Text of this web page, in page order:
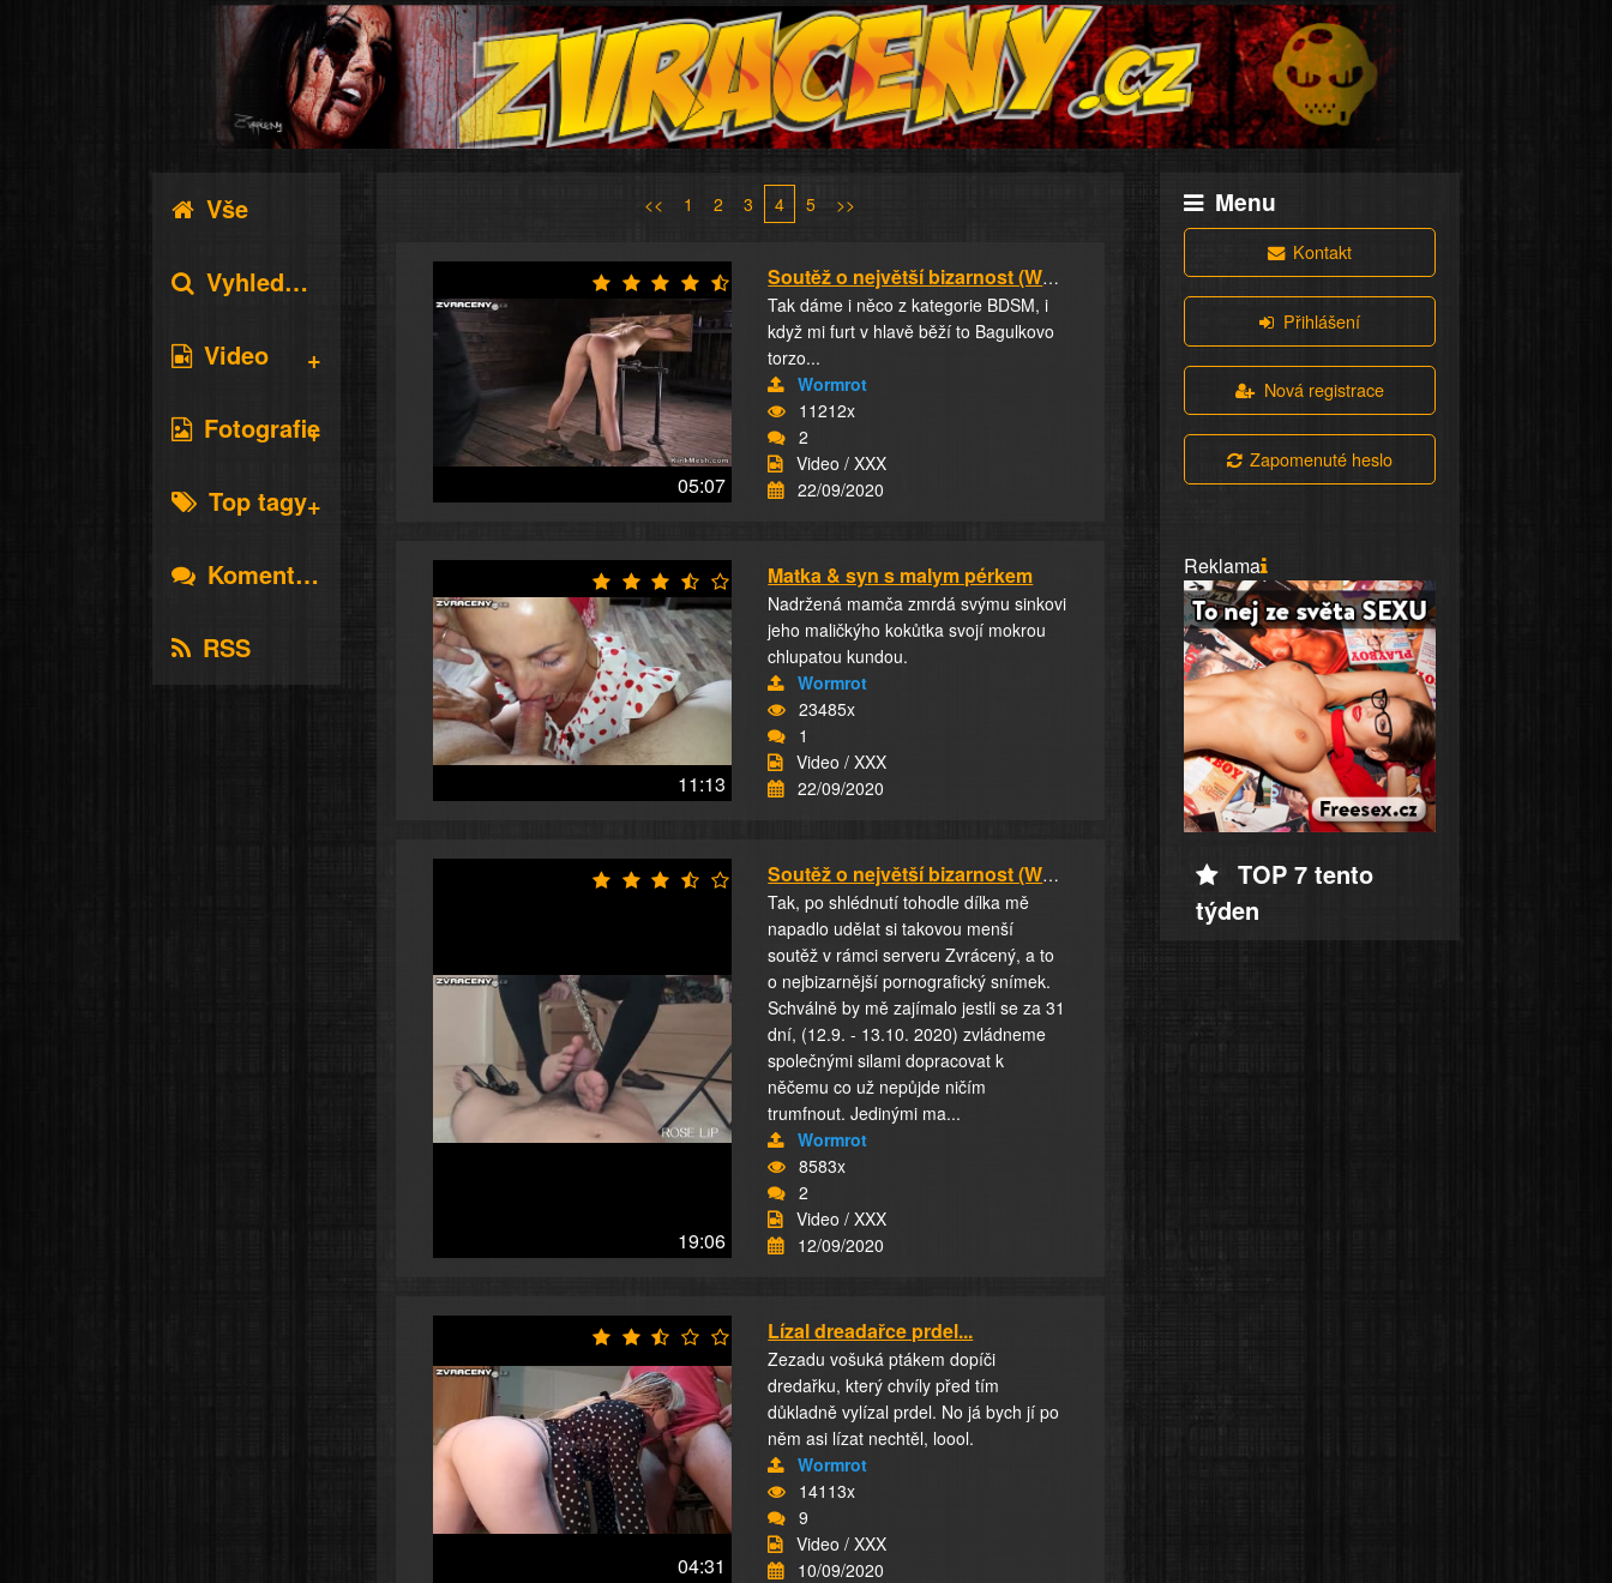
Vše
Vyhledávání
Video
Fotografie
Top tagy
Komentáře
RSS
<< 1 2 3 4 5 >>
05:07
Soutěž o největší bizarnost (Wormrot-2)
Tak dáme i něco z kategorie BDSM, i
když mi furt v hlavě běží to Bagulkovo
torzo...
Wormrot
11212x
2
Video / XXX
22/09/2020
11:13
Matka & syn s malym pérkem
Nadržená mamča zmrdá svýmu sinkovi
jeho maličkýho kokůtka svojí mokrou
chlupatou kundou.
Wormrot
23485x
1
Video / XXX
22/09/2020
19:06
Soutěž o největší bizarnost (Wormrot-1)
Tak, po shlédnutí tohodle dílka mě
napadlo udělat si takovou menší
soutěž v rámci serveru Zvrácený, a to
o nejbizarnější pornografický snímek.
Schválně by mě zajímalo jestli se za 31
dní, (12.9. - 13.10. 2020) zvládneme
společnými silami dopracovat k
něčemu co už nepůjde ničím
trumfnout. Jedinými ma...
Wormrot
8583x
2
Video / XXX
12/09/2020
04:31
Lízal dreadařce prdel...
Zezadu vošuká ptákem dopíči
dredařku, který chvíly před tím
důkladně vylízal prdel. No já bych jí po
něm asi lízat nechtěl, loool.
Wormrot
14113x
9
Video / XXX
10/09/2020
Menu
Kontakt
Přihlášení
Nová registrace
Zapomenuté heslo
Reklama
TOP 7 tento
týden